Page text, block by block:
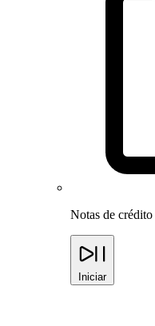
Notas de crédito
Iniciar